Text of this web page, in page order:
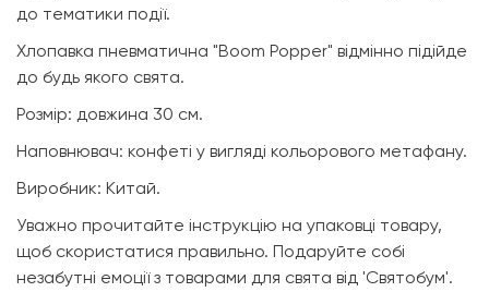
до тематики події.
Хлопавка пневматична "Boom Popper" відмінно підійде
до будь якого свята.
Розмір: довжина 30 см.
Наповнювач: конфеті у вигляді кольорового метафану.
Виробник: Китай.
Уважно прочитайте інструкцію на упаковці товару,
щоб скористатися правильно. Подаруйте собі
незабутні емоції з товарами для свята від 'Святобум'.